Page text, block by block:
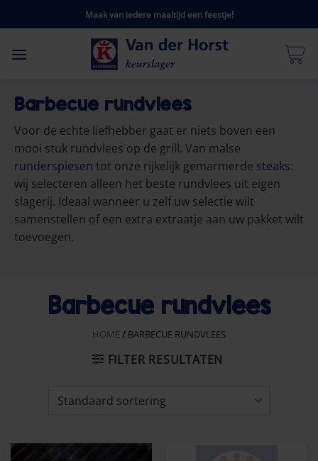
naar
Maak van iedere maaltijd een feestje!
Barbecue rundvlees
Voor de echte liefhebber gaat er niets boven een
mooi stuk rundvlees op de grill. Van malse
runderspiesen tot onze rijkelijk gemarmerde steaks:
wij selecteren alleen het beste rundvlees uit eigen
slagerij. Ideaal wanneer u zelf uw selectie wilt
samenstellen of een extra extraatje aan uw pakket wilt
toevoegen.
Barbecue rundvlees
HOME / BARBECUE RUNDVLEES
FILTER RESULTATEN